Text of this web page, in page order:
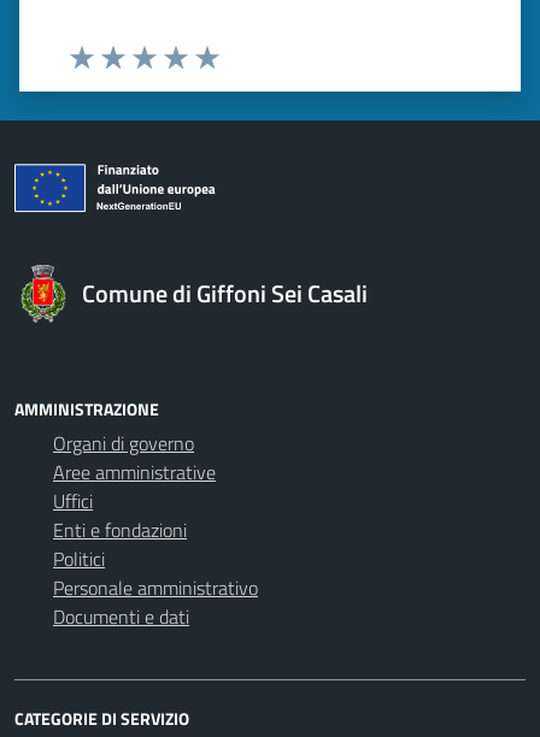
Valuta 5 stelle su 5
Valuta 4 stelle su 5
Valuta 3 stelle su 5
Valuta 2 stelle su 5
Valuta 1 stelle su 5
Comune di Giffoni Sei Casali
AMMINISTRAZIONE
Organi di governo
Aree amministrative
Uffici
Enti e fondazioni
Politici
Personale amministrativo
Documenti e dati
CATEGORIE DI SERVIZIO